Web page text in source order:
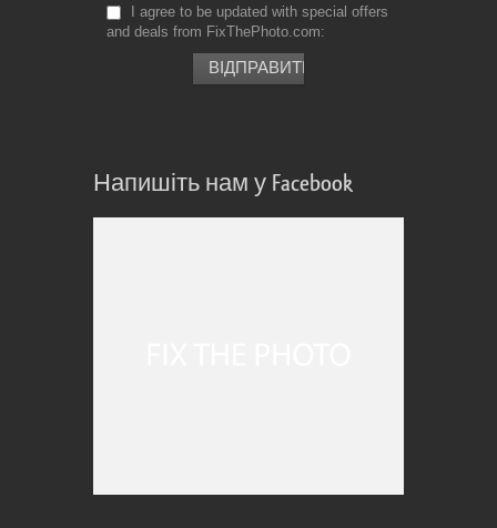
I agree to be updated with special offers
and deals from FixThePhoto.com
Напишіть нам у Facebook